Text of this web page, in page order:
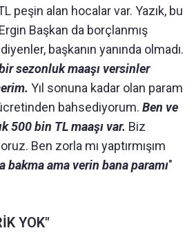
peşin alan hocalar var. Yazık, bu
Başkan da borçlanmış
başkanın yanında olmadı.
sezonluk maaşı versinler
Yıl sonuna kadar olan param
bahsediyorum. Ben ve
500 bin TL maaşı var. Biz
Ben zorla mı yaptırmışım
bakma ama verin bana paramı"
YOK"